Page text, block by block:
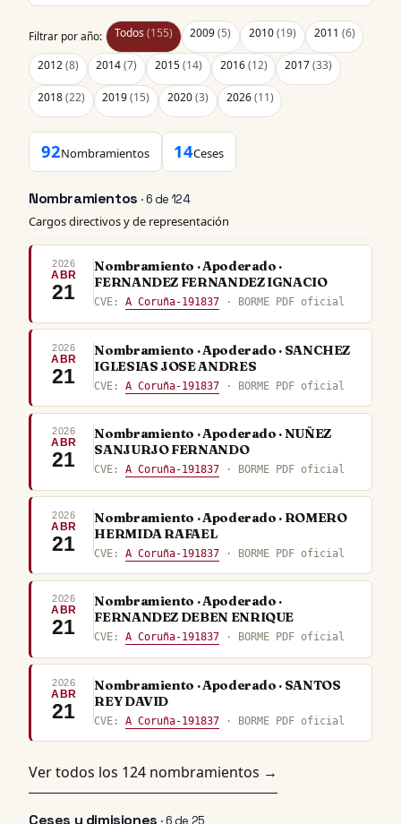
Filtrar por año: Todos (155) 2009(5) 2010(19) 2011 (6)
2012(8) 2014(7) 2015(14) 2016(12) 2017(33)
2018(22) 2019(15) 2020(3) 2026(11)
92Nombramientos 14Ceses
Nombramientos · 6 de 124
Cargos directivos y de representación
2026
ABR
21
Nombramiento · Apoderado ·
FERNANDEZ FERNANDEZ IGNACIO
CVE:A Coruña-191837 · BORME PDF oficial
2026
ABR
21
Nombramiento · Apoderado · SANCHEZ
IGLESIAS JOSE ANDRES
CVE:A Coruña-191837 · BORME PDF oficial
2026
ABR
21
Nombramiento · Apoderado · NUÑEZ
SANJURJO FERNANDO
CVE:A Coruña-191837 · BORME PDF oficial
2026
ABR
21
Nombramiento · Apoderado · ROMERO
HERMIDA RAFAEL
CVE:A Coruña-191837 · BORME PDF oficial
2026
ABR
21
Nombramiento · Apoderado ·
FERNANDEZ DEBEN ENRIQUE
CVE:A Coruña-191837 · BORME PDF oficial
2026
ABR
21
Nombramiento · Apoderado · SANTOS
REY DAVID
CVE:A Coruña-191837 · BORME PDF oficial
Ver todos los 124 nombramientos →